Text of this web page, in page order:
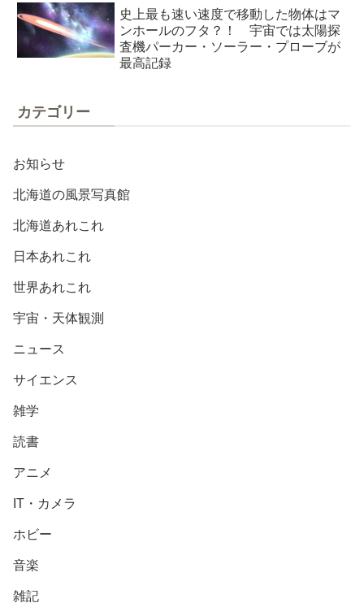
史上最も速い速度で移動した物体はマ
ンホールのフタ？！ 宇宙では太陽探
査機パーカー・ソーラー・プローブが
最高記録
カテゴリー
お知らせ
北海道の風景写真館
北海道あれこれ
日本あれこれ
世界あれこれ
宇宙・天体観測
ニュース
サイエンス
雑学
読書
アニメ
IT・カメラ
ホビー
音楽
雑記